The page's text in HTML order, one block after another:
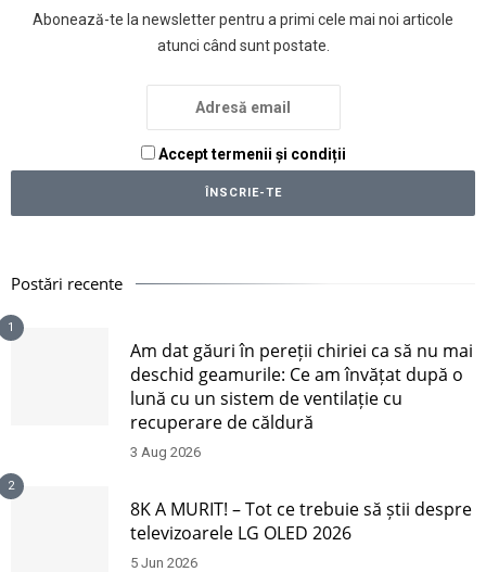
Abonează-te la newsletter pentru a primi cele mai noi articole
atunci când sunt postate.
Accept termenii și condiții
Postări recente
1
Am dat găuri în pereții chiriei ca să nu mai
deschid geamurile: Ce am învățat după o
lună cu un sistem de ventilație cu
recuperare de căldură
3 Aug 2026
2
8K A MURIT! – Tot ce trebuie să știi despre
televizoarele LG OLED 2026
5 Jun 2026